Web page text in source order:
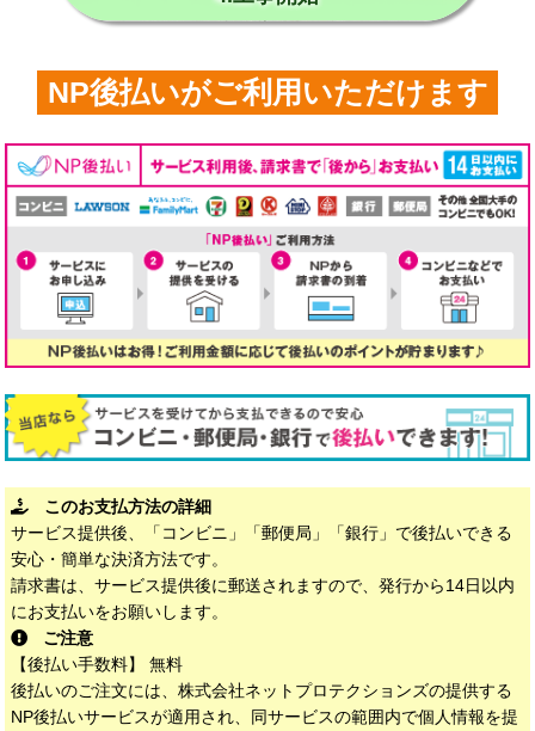
NP後払いがご利用いただけます
このお支払方法の詳細
サービス提供後、「コンビニ」「郵便局」「銀行」で後払いできる
安心・簡単な決済方法です。
請求書は、サービス提供後に郵送されますので、発行から14日以内
にお支払いをお願いします。
ご注意
【後払い手数料】 無料
後払いのご注文には、株式会社ネットプロテクションズの提供する
NP後払いサービスが適用され、同サービスの範囲内で個人情報を提